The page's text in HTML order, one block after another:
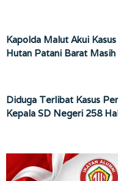
Kapolda Malut Akui
Hutan Patani Barat
Diduga Terlibat Kasus
Kepala SD Negeri 258